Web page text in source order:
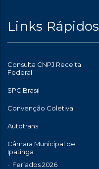
Links Rápidos
Consulta CNPJ Receita
Federal
SPC Brasil
Convenção Coletiva
Autotrans
Câmara Municipal de
Ipatinga
Feriados 2026